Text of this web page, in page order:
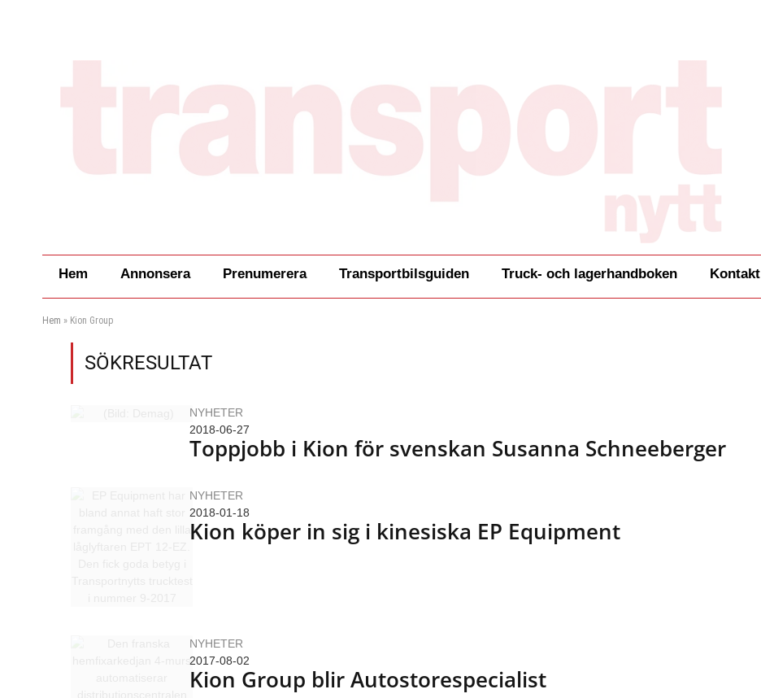
Hem Annonsera Prenumerera Transportbilsguiden Truck- och lagerhandboken Kontakt
Hem » Kion Group
SÖKRESULTAT
NYHETER
2018-06-27
Toppjobb i Kion för svenskan Susanna Schneeberger
NYHETER
2018-01-18
Kion köper in sig i kinesiska EP Equipment
NYHETER
2017-08-02
Kion Group blir Autostorespecialist